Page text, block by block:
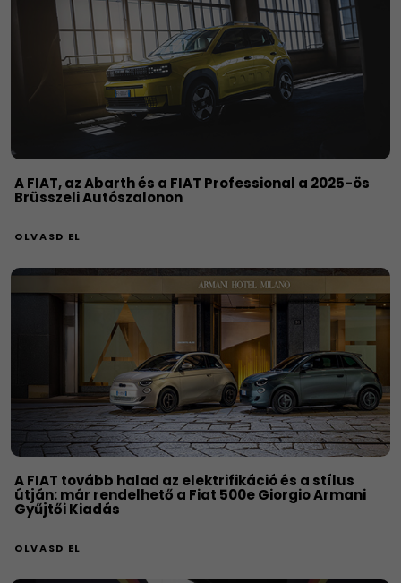
A FIAT, az Abarth és a FIAT Professional a 2025-ös
Brüsszeli Autószalonon
OLVASD EL
A FIAT tovább halad az elektrifikáció és a stílus
útján: már rendelhető a Fiat 500e Giorgio Armani
Gyűjtői Kiadás
OLVASD EL